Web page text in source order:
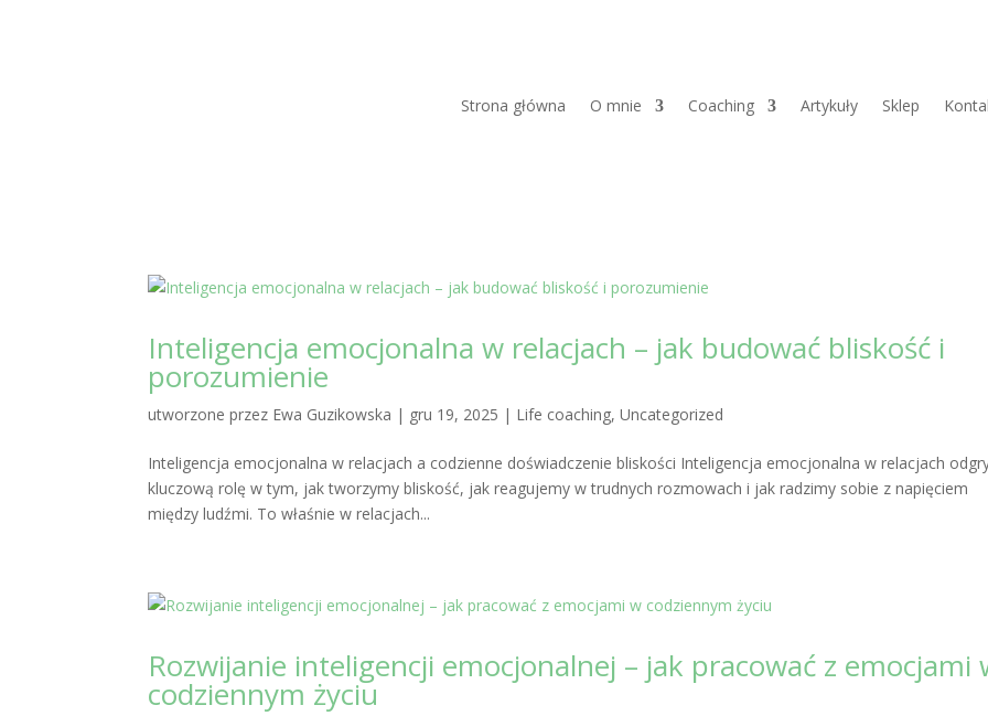
Strona główna O mnie Coaching Artykuły Sklep
Inteligencja emocjonalna w relacjach – jak budować bliskość i
porozumienie
utworzone przez Ewa Guzikowska | gru 19, 2025 | Life coaching,Uncategorized
Inteligencja emocjonalna w relacjach a codzienne doświadczenie bliskości Inteligencja emocjonalna w relacjach
kluczową rolę w tym, jak tworzymy bliskość, jak reagujemy w trudnych rozmowach i jak radzimy sobie z napięciem
między ludźmi. To właśnie w relacjach...
Rozwijanie inteligencji emocjonalnej – jak pracować z emocjami
codziennym życiu